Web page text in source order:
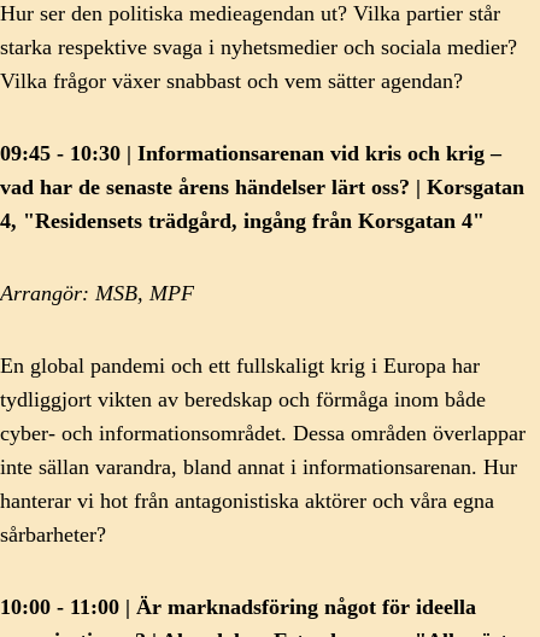
Hur ser den politiska medieagendan ut? Vilka partier står
starka respektive svaga i nyhetsmedier och sociala medier?
Vilka frågor växer snabbast och vem sätter agendan?
09:45 - 10:30 | Informationsarenan vid kris och krig –
vad har de senaste årens händelser lärt oss? | Korsgatan
4, "Residensets trädgård, ingång från Korsgatan 4"
Arrangör: MSB, MPF
En global pandemi och ett fullskaligt krig i Europa har
tydliggjort vikten av beredskap och förmåga inom både
cyber- och informationsområdet. Dessa områden överlappar
inte sällan varandra, bland annat i informationsarenan. Hur
hanterar vi hot från antagonistiska aktörer och våra egna
sårbarheter?
10:00 - 11:00 | Är marknadsföring något för ideella